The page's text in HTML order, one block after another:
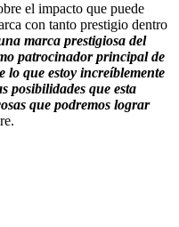
el impacto que puede
con tanto prestigio dentro
marca prestigiosa del
patrocinador principal de
lo que estoy increíblemente
posibilidades que esta
que podremos lograr